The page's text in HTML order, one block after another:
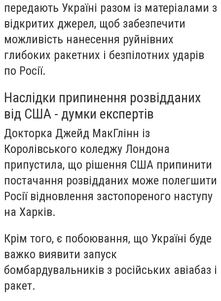
передають Україні разом із матеріалами з
відкритих джерел, щоб забезпечити
можливість нанесення руйнівних
глибоких ракетних і безпілотних ударів
по Росії.
Наслідки припинення розвідданих
від США - думки експертів
Докторка Джейд МакГлінн із
Королівського коледжу Лондона
припустила, що рішення США припинити
постачання розвідданих може полегшити
Росії відновлення застопореного наступу
на Харків.
Крім того, є побоювання, що Україні буде
важко виявити запуск
бомбардувальників з російських авіабаз і
ракет.